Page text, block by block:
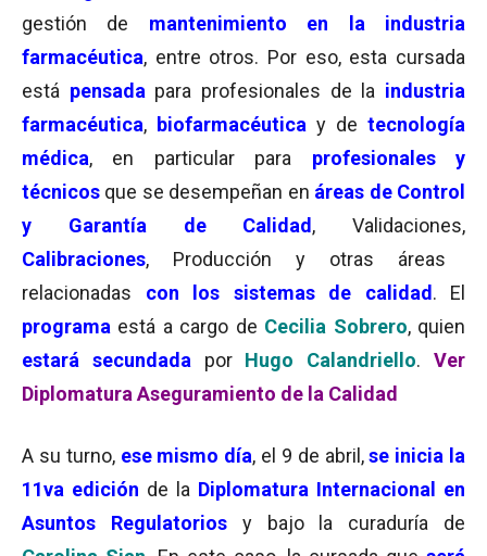
gestión de mantenimiento en la industria
farmacéutica, entre otros. Por eso, esta cursada
está pensada para profesionales de la industria
farmacéutica, biofarmacéutica y de tecnología
médica, en particular para profesionales y
técnicos que se desempeñan en áreas de Control
y Garantía de Calidad , Validaciones,
Calibraciones, Producción y otras áreas
relacionadas con los sistemas de calidad . El
programa está a cargo de Cecilia Sobrero, quien
estará secundada
por Hugo Calandriello.Ver
Diplomatura Aseguramiento de la Calidad
A su turno, ese mismo día, el 9 de abril,se inicia la
11va edición de la Diplomatura Internacional en
Asuntos Regulatoriosy bajo la curaduría de